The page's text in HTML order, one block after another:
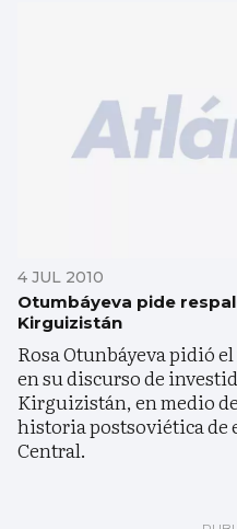
4 JUL 2010
Otumbáyeva pide
Kirguizistán
Rosa Otunbáyeva pidió
en su discurso de
Kirguizistán, en medio
historia postsoviética de
Central.